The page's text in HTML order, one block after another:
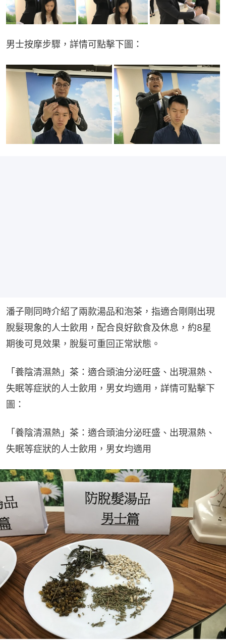
男士按摩步驟，詳情可點擊下圖：
潘子剛同時介紹了兩款湯品和泡茶，指適合剛剛出現
脫髮現象的人士飲用，配合良好飲食及休息，約8星
期後可見效果，脫髮可重回正常狀態。
「養陰清濕熱」茶：適合頭油分泌旺盛、出現濕熱、
失眠等症狀的人士飲用，男女均適用，詳情可點擊下
圖：
「養陰清濕熱」茶：適合頭油分泌旺盛、出現濕熱、
失眠等症狀的人士飲用，男女均適用